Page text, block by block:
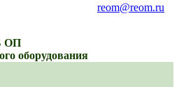
reom@reom.ru
ОП
оборудования